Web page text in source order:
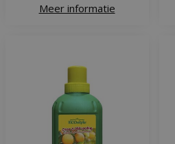
Meer informatie